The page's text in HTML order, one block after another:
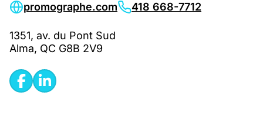
promographe.com 418 668-7712
1351, av. du Pont Sud
Alma, QC G8B 2V9